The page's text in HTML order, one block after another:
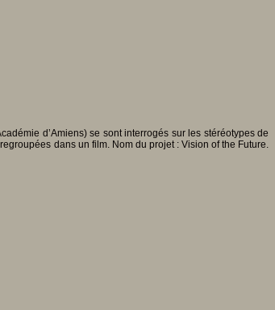
d’Amiens) se sont interrogés sur les stéréotypes de
dans un film. Nom du projet : Vision of the Future.